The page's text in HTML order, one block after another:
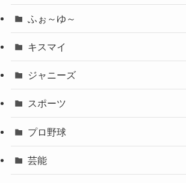
ふぉ～ゆ～
キスマイ
ジャニーズ
スポーツ
プロ野球
芸能